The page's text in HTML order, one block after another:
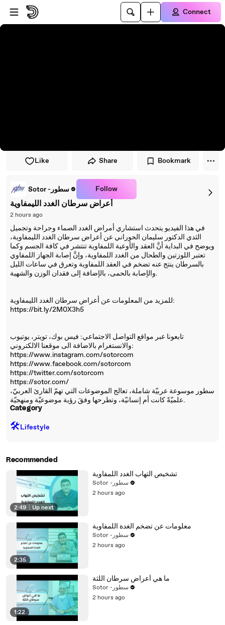
Skip to player
Skip to main content
Connect
Like Share Bookmark
Sotor -سطور Follow
أعراض سرطان الغدد الليمفاوية
2 hours ago
في هذا الفيديو يتحدث استشاري أمراض الغدد الصماء وجراحة وتجميل
الثدي الدكتور سليمان الحوراني عن أعراض سرطان الغدد الليمفاوية،
ويوضح في البداية أنَّ العقد والأوعية اللمفاوية تنتشر في كافة الجسم وكما
تعتبر اللوزتين والطحال من الغدد اللمفاوية، وإنَّ إصابة الجهاز اللمفاوي
بالسرطان ينتج عنه تضخم في العقد اللمفاوية وتعرق في ساعات الليل
والإصابة بالحمى، بالإضافة إلى فقدان الوزن والشهية.
للمزيد من المعلومات عن أعراض سرطان الغدد الليمفاوية:
https://bit.ly/2M0X3h5
تابعونا عبر مواقع التواصل الاجتماعي: فيس بوك، تويتر، يوتيوب
والانستغرام بالاضافة الى موقعنا الالكتروني:
https://www.instagram.com/sotorcom
https://www.facebook.com/sotorcom
https://twitter.com/sotorcom
https://sotor.com/
سطور موسوعة عربيّة شاملة، تعالج الموضوعات التي تهمّ القارئ العربيّ،
علميّةً كانت أم إنسانيّة، وتطرحها وفقَ رؤية موضوعيّة ومنهجيّة.
Category
🛠️Lifestyle
Recommended
2:49 Up next
تشخيص التهاب الغدد اللمفاوية
Sotor -سطور
2 hours ago
2:35
معلومات عن تضخم الغدة اللمفاوية
Sotor -سطور
2 hours ago
1:22
ما هي أعراض سرطان اللثة
Sotor -سطور
2 hours ago